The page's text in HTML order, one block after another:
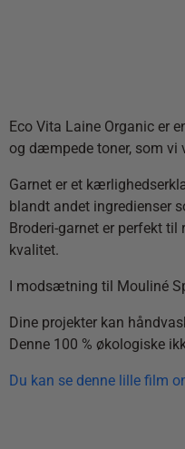
Eco Vita Laine Organic er
og dæmpede toner, som vi
Garnet er et
blandt andet ingredienser
Broderi-garnet er perfekt
kvalitet.
I modsætning til Mouliné
Dine projekter kan
Denne 100 % økologiske
Du kan se denne lille film